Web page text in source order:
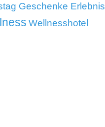
Geschenke Erlebnis
Wellnesshotel